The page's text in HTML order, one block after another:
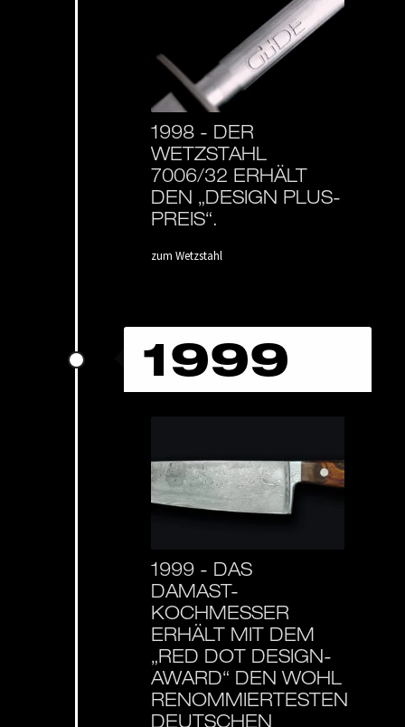
1998 - DER
WETZSTAHL
7006/32 ERHÄLT
DEN „DESIGN PLUS-
PREIS“.
zum Wetzstahl
1999
1999 - DAS
DAMAST-
KOCHMESSER
ERHÄLT MIT DEM
„RED DOT DESIGN-
AWARD“ DEN WOHL
RENOMMIERTESTEN
DEUTSCHEN